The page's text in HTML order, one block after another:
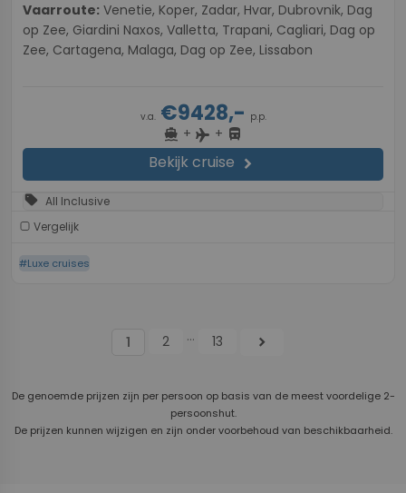
Vaarroute:
op Zee, Giardini Naxos, Valletta, Trapani, Cagliari, Dag op
Zee, Cartagena, Malaga, Dag op Zee, Lissabon
v.a.€9428,- p.p.
directions_boat + flight + directions_bus
Bekijk cruise chevron_right
sell All Inclusive
Vergelijk
#Luxe cruises
1 2 ... 13 chevron_right
De genoemde prijzen zijn per persoon op basis van de meest voordelige 2-
persoonshut.
De prijzen kunnen wijzigen en zijn onder voorbehoud van beschikbaarheid.